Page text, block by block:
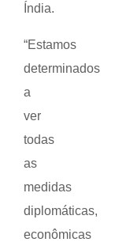
Índia.
“Estamos
determinados
a
ver
todas
as
medidas
diplomáticas,
econômicas